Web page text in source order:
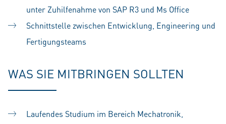
unter Zuhilfenahme von SAP R3 und Ms Office
Schnittstelle zwischen Entwicklung, Engineering und
Fertigungsteams
WAS SIE MITBRINGEN SOLLTEN
Laufendes Studium im Bereich Mechatronik,